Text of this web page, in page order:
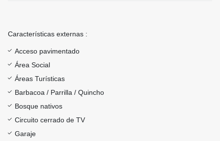
Características externas :
Acceso pavimentado
Área Social
Áreas Turísticas
Barbacoa / Parrilla / Quincho
Bosque nativos
Circuito cerrado de TV
Garaje